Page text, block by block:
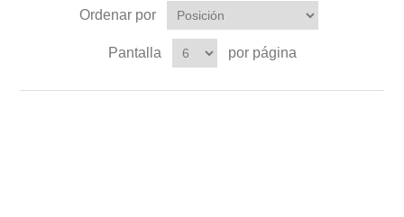
Ordenar por
Pantalla por página